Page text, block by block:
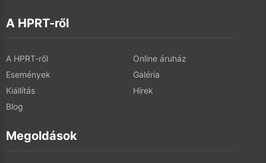
A HPRT-ről
A HPRT-ről
Online áruház
Események
Galéria
Kiállítás
Hírek
Blog
Megoldások